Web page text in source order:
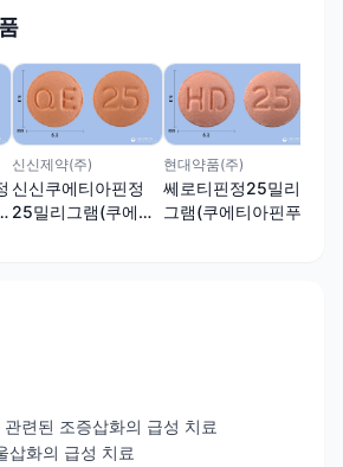
신신제약(주)
신신쿠에티아핀정
25밀리그램(쿠에티
현대약품(주)
쎄로티핀정25밀리
그램(쿠에티아핀푸
련된 조증삽화의 급성 치료
삽화의 급성 치료